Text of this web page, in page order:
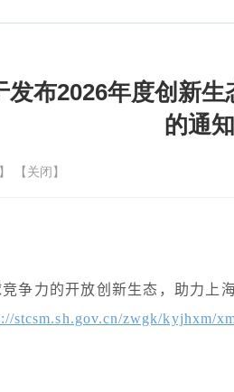
布2026年度创新
的通知
】 【关闭】
争力的开放创新生态，助力上
stcsm.sh.gov.cn/zwgk/kyjhxm/